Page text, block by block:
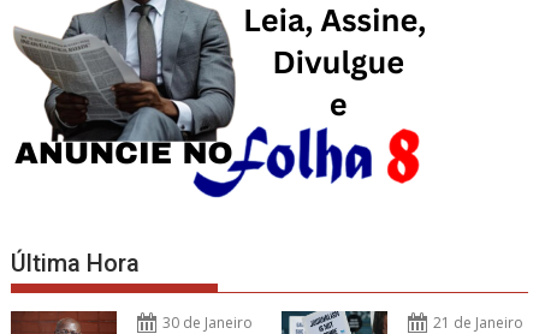
Última Hora
30 de Janeiro
21 de Janeiro